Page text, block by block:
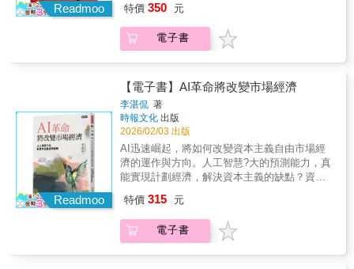
鍵的經濟史內容卻不會感覺像回到枯燥的經濟
作』。」──《今日美國》「這是一本完美指
南。讓你不費吹灰之力就能理解經濟運作。葉
偉平的才華照亮了過往被術語與深奧公式籠罩
的角落。」──羅伯．萊許，加州大學柏克萊分
校公共政策名譽教授、前美國前勞工部長「忘
了那些磚頭般硬邦邦的教科書吧，好好看看葉
偉平寫的這本。他寫得真好，非常吸引人。沒
有人比他更有資格寫這本書了。」──默罕梅
德．艾爾–艾瑞安，安聯首席經濟顧問「這是一
本快速、有趣、易讀的書，你會想隨時擺在手
邊參考。內容豐富，幾乎涵蓋你可能會遇到的
所有經濟議題。」──亞當．大衛森，NPR經濟
新聞節目《金錢星球》共同創辦人「終於有一
本經濟學著作既不艱澀乏味，更不會讓你昏昏
欲睡了。葉偉平以清晰易懂又生動有趣的方
真的有用嗎？答：升息能讓錢變得難借（利息
靠冷卻市場來減緩通膨，卻往往忽略：當大眾
變窮、政府補助支出減少，一般人生活將更艱
難，物價也難以迅速回穩。★為什麼通膨會越
來越常發生、影響越來越廣？★全球化已導致
世界過度分工：一個國家出了問題，整條供應
鏈就斷！各國的貿易戰也越演越烈：一言不合
就封鎖商品、加關稅，衝擊價格！各種原因疊
加，使全球物價更容易陷入動盪，貨幣貶值恐
成為常態。★身為一般人，我們能怎麼做？
★◆讀懂央行在幹嘛！當新聞說升息時，未來
市場將越來越緊縮，儲蓄可能是個好選擇如果
新聞說降息？大可繼續投資，儘管物價動盪存
在，仍比儲蓄穩定！◆關心政府想幹嘛！準備
價格控制？表面上想保護市場，但經常反而讓
價格崩盤囤積重要原料（例如石油）？成本非
Readmoo
濟類暢銷書烏麗克．赫爾曼繼《資本的世界
史：財富哪裡來？經濟成長、貨幣與危機的歷
史》之後又一力作 民主和繁榮、更長的壽
境，使人類的生存面臨危險。 「綠色成
長」被認為是拯救之道，但經濟專家兼暢銷書
作家烏爾麗克．赫爾曼對此提出反對：在她的
新書中，她清楚而尖銳地解釋為什麼我們需要
「綠色萎縮」。 氣候危機日益嚴重，但實
際上卻什麼都沒有改變。溫室氣體有增無減且
急劇增加。這次失敗並非巧合，是因為氣候危
機觸及資本主義的核心。只有使用技術並燃燒
能源，繁榮和成長才有可能。不幸的是，來自
成長。因此，工業化國家必須告別資本主義，
努力實現僅止於消費回收物質的循環經濟。各
界推薦黃涵榆（臺灣師範大學英語系教授）專
特價 350 元
電子書
Readmoo
【電子書】AI革命將改變市場經濟
李湛侃 著
時報文化 出版
2026/02/03 出版
AI迅速崛起，將如何改變資本主義自由市場經
濟的運作與方向。人工智慧?大的預測能力，真
能實現計劃經濟，解決資本主義的缺點？資本
其弊端明顯，讓人詬病。如失業、貧富差距、
經濟周期不穩定等問題，時至今日仍然無法完
全解決。計劃經濟因人類無法處理龐大的市場
特價 315 元
電子書